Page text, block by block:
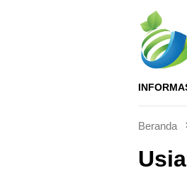
Beranda